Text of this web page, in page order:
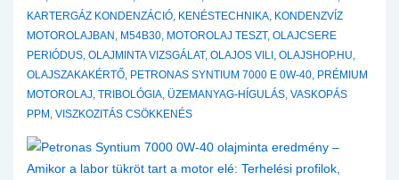
KARTERGÁZ KONDENZÁCIÓ, KENÉSTECHNIKA, KONDENZVÍZ
MOTOROLAJBAN , M54B30, MOTOROLAJ TESZT, OLAJCSERE
PERIÓDUS, OLAJMINTA VIZSGÁLAT, OLAJOS VILI , OLAJSHOP.HU,
OLAJSZAKAKÉRTŐ, PETRONAS SYNTIUM 7000 E 0W-40, PRÉMIUM
MOTOROLAJ, TRIBOLÓGIA, ÜZEMANYAG-HÍGULÁS, VASKOPÁS
PPM , VISZKOZITÁS CSÖKKENÉS